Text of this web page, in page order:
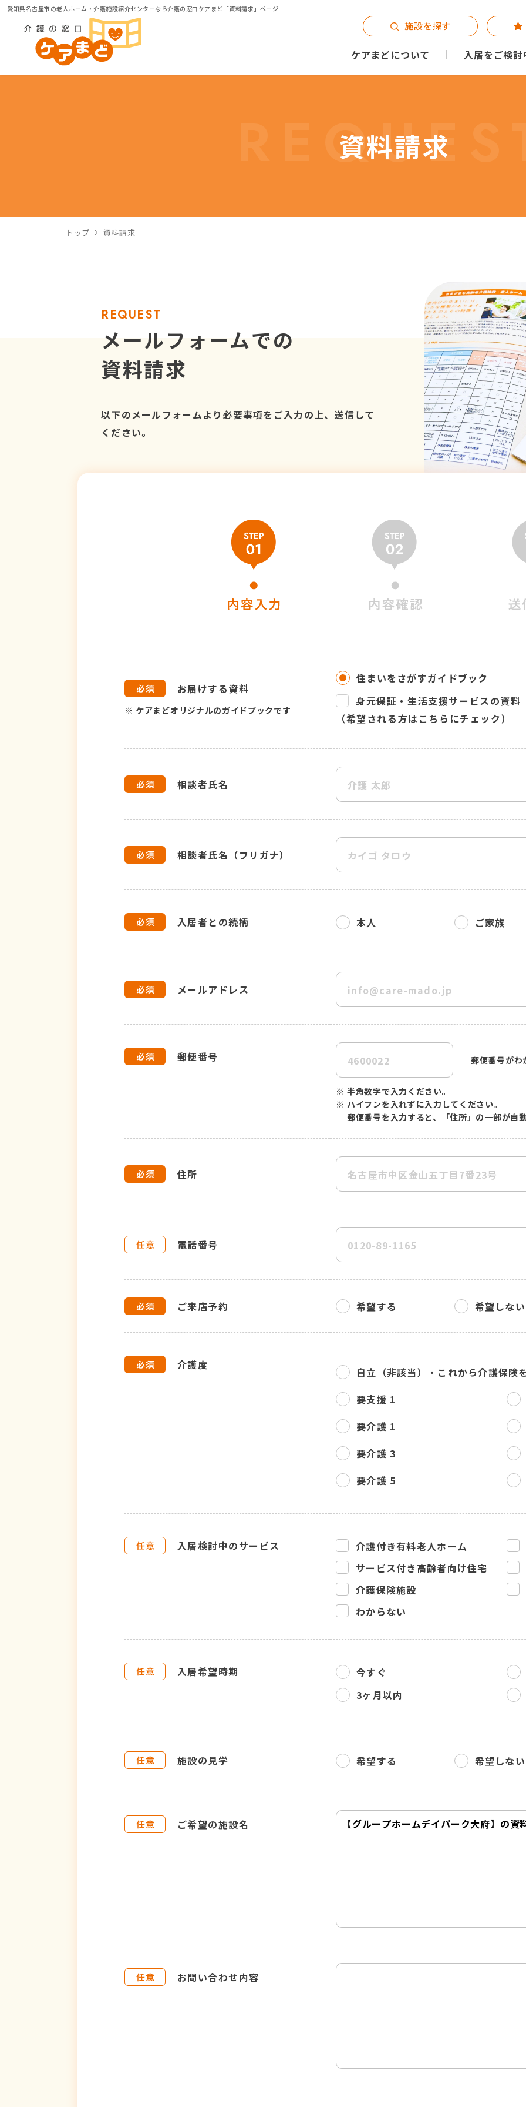
愛知県名古屋市の老人ホーム・介護施設紹介センターなら介護の窓口ケアまど「資料請求」ページ
ケアまどについて 入居をご検
施設を探す
資料請求
トップ 資料請求
REQUEST
メールフォームでの
資料請求
以下のメールフォームより必要事項をご入力の上、送信して
ください。
お届けする資料
※ ケアまどオリジナルのガイドブックです
住まいをさがすガイドブック
身元保証・生活支援サービスの資料
（希望される方はこちらにチェック）
相談者氏名
相談者氏名（フリガナ）
入居者との続柄 本人 ご家族
メールアドレス
郵便番号 郵便番号がわ
※ 半角数字で入力ください。
※ ハイフンを入れずに入力してください。
郵便番号を入力すると、「住所」の一部が自
住所
電話番号
ご来店予約 希望する 希望しない
介護度
自立（非該当）・ これから介護保険
要支援 1
要介護 1
要介護 3
要介護 5
入居検討中のサービス
介護付き有料老人ホーム
サービス付き高齢者向け住宅
介護保険施設
わからない
入居希望時期
今すぐ
3ヶ月以内
施設の見学 希望する 希望しない
ご希望の施設名
お問い合わせ内容